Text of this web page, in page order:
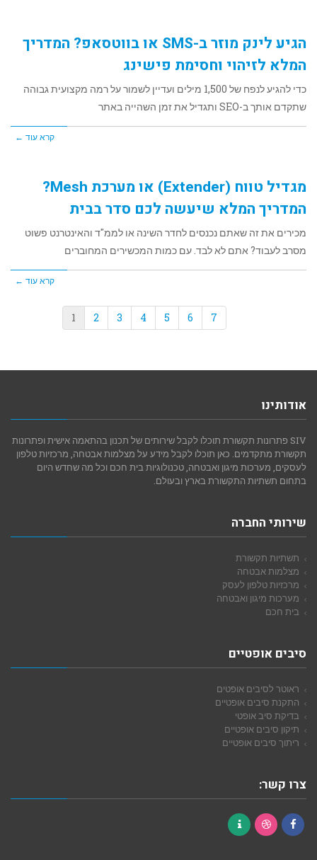
הגיע לינק מוזר ב-SMS או בווטסאפ? המדריך
המלא לזיהוי וחסימת פישינג
כדי להגיע לנפח של 1,500 מילים ועדיין לשמור על רמה מקצועית גבוהה
שתקדם אותך ב-SEO ותגדיל את זמן השהייה באתר
קרא עוד ←
מגדיל טווח (Extender) או מערכת Mesh?
המדריך המלא שיעשה לכם סדר בבית
מכירים את זה שאתם נכנסים לחדר השינה או לממ"ד והאינטרנט פשוט
מסרב לעבוד? אתם לא לבד. עם כמות המכשירים המחוברים
קרא עוד ←
1 2 3 4 5 6 7
אודותינו
SIV פתרונות תקשורת תוכלו לקבל שירותים של תכנון בהתאמה אישית ופתרונות
תקשורת מתקדמים. כאן תוכלו לקבל מידע על מצלמות אבטחה, מרכזיות טלפון
לעסקים, מערכות מיגון ואבטחה, טכנולוגיות בית חכם וכל מה שחדש היום
בתחום תשתיות התקשורת בארץ ובעולם.
שירותי החברה
תשתיות תקשורת
מצלמות אבטחה
מרכזיות טלפון לעסק
מערכות מיגון ואבטחה
בית חכם
סיבים אופטיים
ראוטר לסיבים אופטים
התקנת סיבים אופטיים
בדיקת סיב אופטי
תיקון סיבים אופטיים
ריתוך סיבים אופטיים
צרו קשר: